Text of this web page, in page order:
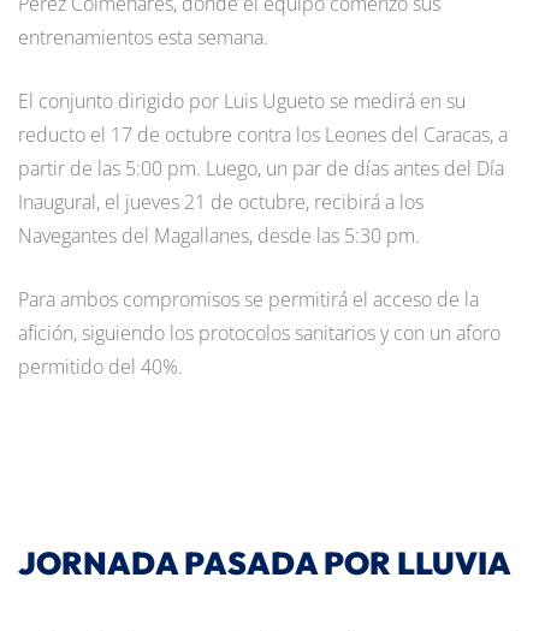
entrenamientos esta semana.
El conjunto dirigido por Luis Ugueto se medirá en su
reducto el 17 de octubre contra los Leones del Caracas, a
partir de las 5:00 pm. Luego, un par de días antes del Día
Inaugural, el jueves 21 de octubre, recibirá a los
Navegantes del Magallanes, desde las 5:30 pm.
Para ambos compromisos se permitirá el acceso de la
afición, siguiendo los protocolos sanitarios y con un aforo
permitido del 40%.
JORNADA PASADA POR LLUVIA